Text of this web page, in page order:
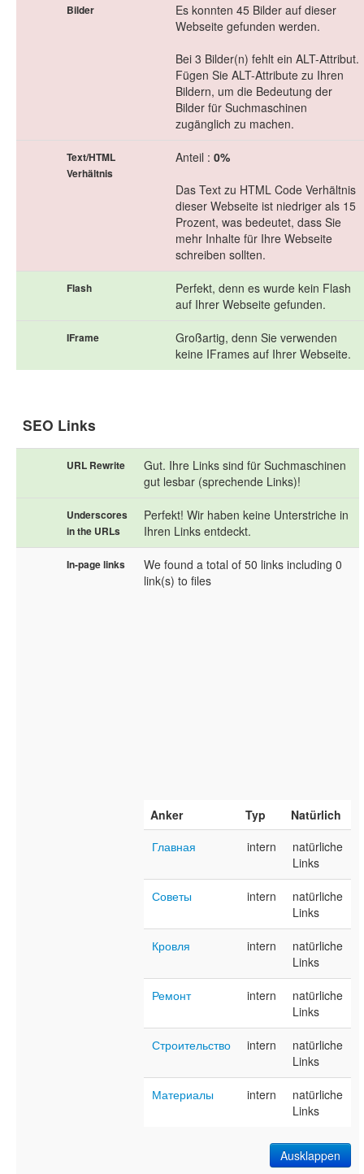
Bilder
Es konnten 45 Bilder auf dieser
Webseite gefunden werden.
Bei 3 Bilder(n) fehlt ein ALT-Attribut.
Fügen Sie ALT-Attribute zu Ihren
Bildern, um die Bedeutung der
Bilder für Suchmaschinen
zugänglich zu machen.
Text/HTML
Verhältnis
Anteil : 0%
Das Text zu HTML Code Verhältnis
dieser Webseite ist niedriger als 15
Prozent, was bedeutet, dass Sie
mehr Inhalte für Ihre Webseite
schreiben sollten.
Flash
Perfekt, denn es wurde kein Flash
auf Ihrer Webseite gefunden.
IFrame
Großartig, denn Sie verwenden
keine IFrames auf Ihrer Webseite.
SEO Links
URL Rewrite
Gut. Ihre Links sind für Suchmaschinen
gut lesbar (sprechende Links)!
Underscores
in the URLs
Perfekt! Wir haben keine Unterstriche in
Ihren Links entdeckt.
In-page links
We found a total of 50 links including 0
link(s) to files
Anker Typ
Natürlich
Главная
intern
natürliche
Links
Советы intern
natürliche
Links
Кровля intern
natürliche
Links
Ремонт intern
natürliche
Links
Строительство intern
natürliche
Links
Материалы intern
natürliche
Links
Ausklappen